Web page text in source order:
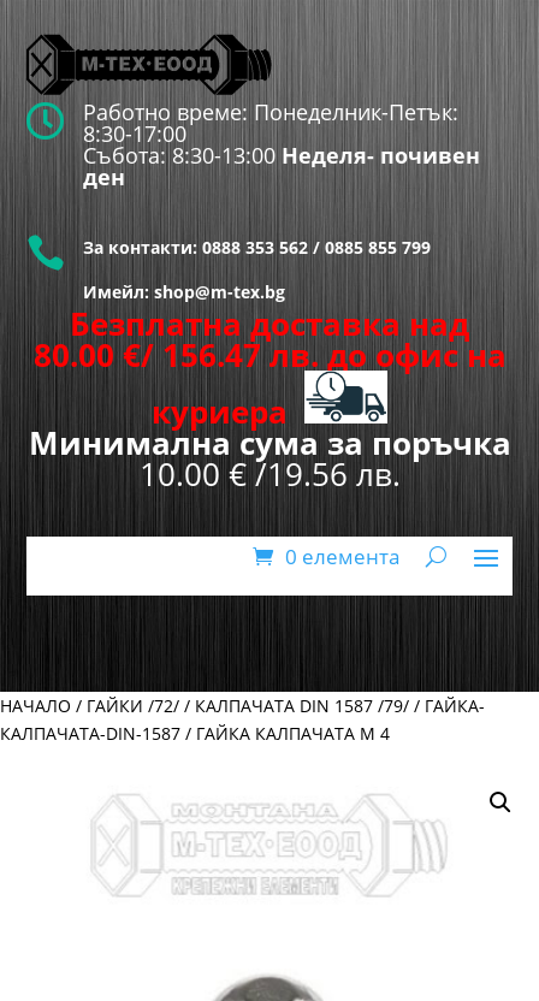
 Работно време: Понеделник-Петък:
8:30-17:00
Събота: 8:30-13:00 Неделя- почивен
ден
 За контакти: 0888 353 562 / 0885 855 799
Имейл: shop@m-tex.bg
Безплатна доставка над
80.00 €/ 156.47 лв. до офис на
куриера
Минимална сума за поръчка
10.00 € /19.56 лв.
0 елемента
НАЧАЛО / ГАЙКИ /72/ / КАЛПАЧАТА DIN 1587 /79/ / ГАЙКА-
КАЛПАЧАТА-DIN-1587 / ГАЙКА КАЛПАЧАТА М 4